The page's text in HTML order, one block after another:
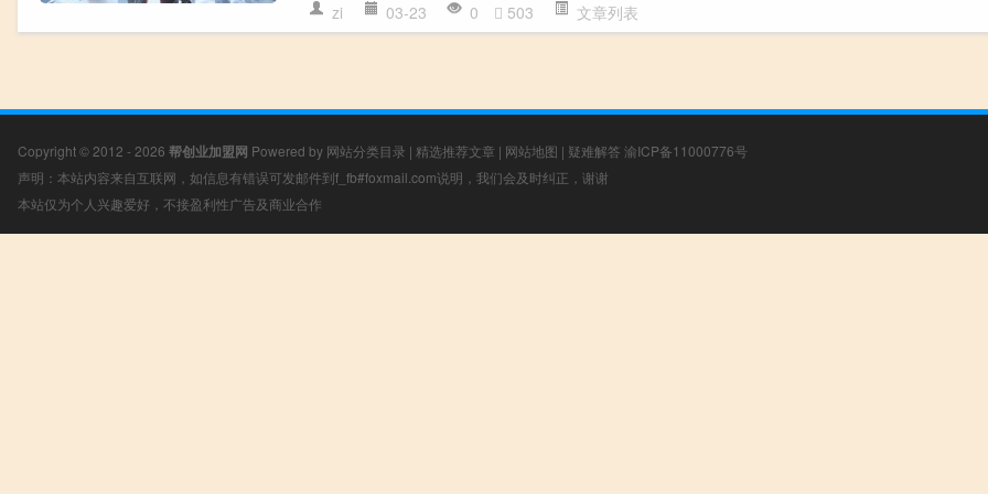
zi 03-23 0 503 文章列表
Copyright © 2012 - 2026 帮创业加盟网 Powered by 网站分类目录 | 精选推荐文章 | 网站地图 | 疑难解答 渝ICP备11000776号
声明：本站内容来自互联网，如信息有错误可发邮件到f_fb#foxmail.com说明，我们会及时纠正，谢谢
本站仅为个人兴趣爱好，不接盈利性广告及商业合作